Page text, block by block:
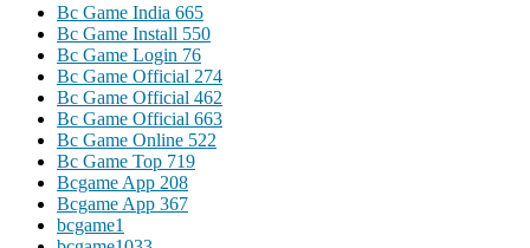
Bc Game India 665
Bc Game Install 550
Bc Game Login 76
Bc Game Official 274
Bc Game Official 462
Bc Game Official 663
Bc Game Online 522
Bc Game Top 719
Bcgame App 208
Bcgame App 367
bcgame1